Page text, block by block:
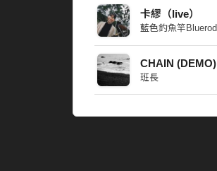
卡繆（live）
藍色釣魚竿Bluerod
CHAIN (DEMO)
班長
ParkPark Carnival
一起比 YEAH 吧